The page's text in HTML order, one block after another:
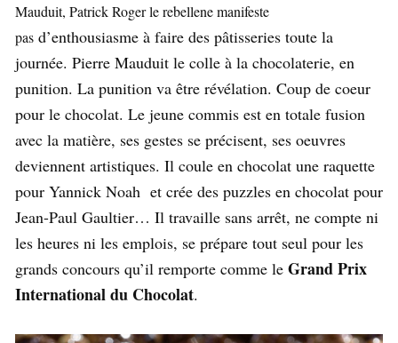
Mauduit, Patrick Roger le rebellene manifeste
pas d’enthousiasme à faire des pâtisseries toute la
journée. Pierre Mauduit le colle à la chocolaterie, en
punition. La punition va être révélation. Coup de coeur
pour le chocolat. Le jeune commis est en totale fusion
avec la matière, ses gestes se précisent, ses oeuvres
deviennent artistiques. Il coule en chocolat une raquette
pour Yannick Noah et crée des puzzles en chocolat pour
Jean-Paul Gaultier… Il travaille sans arrêt, ne compte ni
les heures ni les emplois, se prépare tout seul pour les
grands concours qu’il remporte comme le Grand Prix
International du Chocolat.